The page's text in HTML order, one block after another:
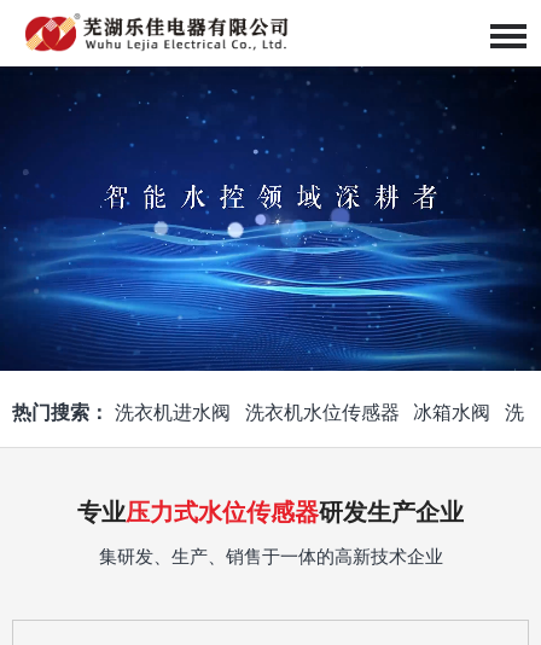
热门搜索： 洗衣机进水阀 洗衣机水位传感器 冰箱水阀 洗
专业压力式水位传感器研发生产企业
集研发、生产、销售于一体的高新技术企业